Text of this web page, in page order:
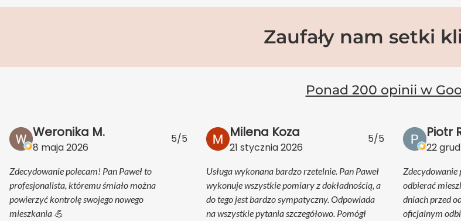
Zaufały nam setki
Ponad 200 opinii w
Weronika M.
8 maja 2026
5/5
Zdecydowanie polecam! Pan Paweł to
profesjonalista, któremu śmiało można
powierzyć kontrolę swojego nowego
mieszkania 💪
Milena Koza
21 stycznia 2026
5/5
Usługa wykonana bardzo rzetelnie. Pan Paweł
wykonuje wszystkie pomiary z dokładnością, a
do tego jest bardzo sympatyczny. Odpowiada
na wszystkie pytania szczegółowo. Pomógł
Piotr
22
odbierać
dniach przed
oficjalnym